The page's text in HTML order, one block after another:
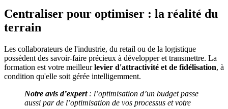
Centraliser pour optimiser : la réalité du
terrain
Les collaborateurs de l'industrie, du retail ou de la logistique
possèdent des savoir-faire précieux à développer et transmettre. La
formation est votre meilleurlevier d'attractivité et de fidélisation, à
condition qu'elle soit gérée intelligemment.
Notre avis d’expert: l’optimisation d’un budget passe
aussi par de l’optimisation de vos processus et votre